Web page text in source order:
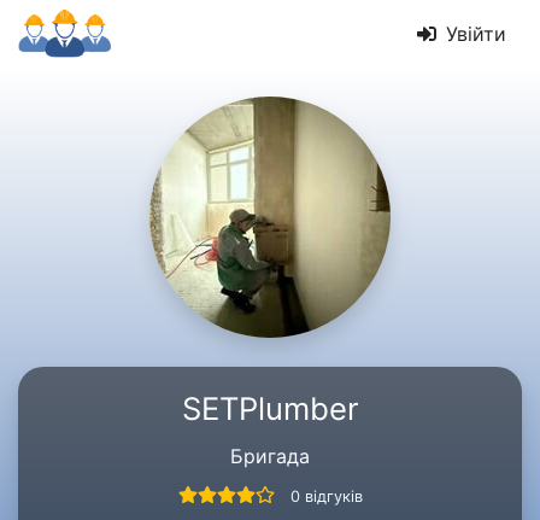
Увійти
SETPlumber
Бригада
0 відгуків